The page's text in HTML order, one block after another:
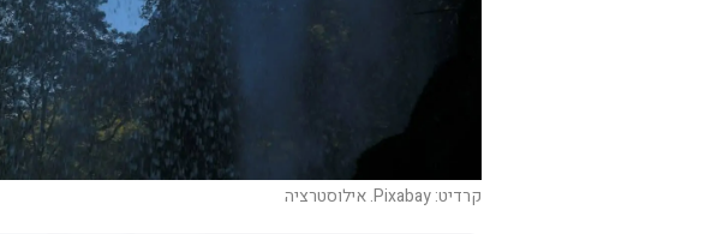
קרדיט: Pixabay. אילוסטרציה